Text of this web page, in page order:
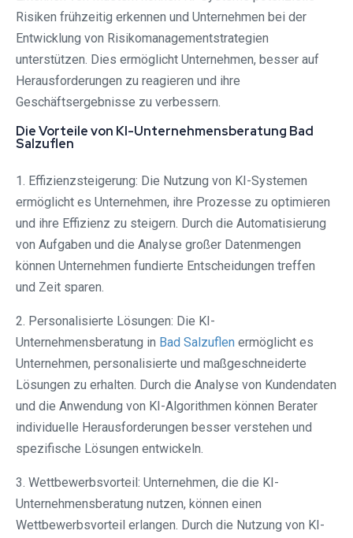
Risiken frühzeitig erkennen und Unternehmen bei der
Entwicklung von Risikomanagementstrategien
unterstützen. Dies ermöglicht Unternehmen, besser auf
Herausforderungen zu reagieren und ihre
Geschäftsergebnisse zu verbessern.
Die Vorteile von KI-Unternehmensberatung Bad
Salzuflen
1. Effizienzsteigerung: Die Nutzung von KI-Systemen
ermöglicht es Unternehmen, ihre Prozesse zu optimieren
und ihre Effizienz zu steigern. Durch die Automatisierung
von Aufgaben und die Analyse großer Datenmengen
können Unternehmen fundierte Entscheidungen treffen
und Zeit sparen.
2. Personalisierte Lösungen: Die KI-
Unternehmensberatung in Bad Salzuflen ermöglicht es
Unternehmen, personalisierte und maßgeschneiderte
Lösungen zu erhalten. Durch die Analyse von Kundendaten
und die Anwendung von KI-Algorithmen können Berater
individuelle Herausforderungen besser verstehen und
spezifische Lösungen entwickeln.
3. Wettbewerbsvorteil: Unternehmen, die die KI-
Unternehmensberatung nutzen, können einen
Wettbewerbsvorteil erlangen. Durch die Nutzung von KI-